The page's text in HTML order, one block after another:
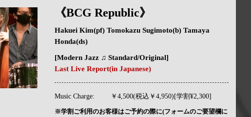
《BCG Republic》
Hakuei Kim(pf) Tomokazu Sugimoto(b) Tamaya
Honda(ds)
[Modern Jazz ♫ Standard/Original]
Last Live Report(in Japanese)
Music Charge: ￥4,500(税込￥4,950)[学割¥2,300]
※学割ご利用のお客様はご予約の際に(フォームのご要望欄に